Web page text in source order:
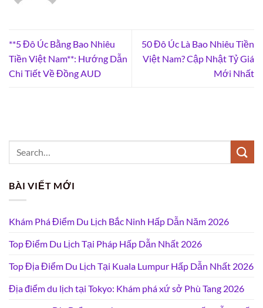
**5 Đô Úc Bằng Bao Nhiêu
Tiền Việt Nam**: Hướng Dẫn
Chi Tiết Về Đồng AUD
50 Đô Úc Là Bao Nhiêu Tiền
Việt Nam? Cập Nhật Tỷ Giá
Mới Nhất
BÀI VIẾT MỚI
Khám Phá Điểm Du Lịch Bắc Ninh Hấp Dẫn Năm 2026
Top Điểm Du Lịch Tại Pháp Hấp Dẫn Nhất 2026
Top Địa Điểm Du Lịch Tại Kuala Lumpur Hấp Dẫn Nhất 2026
Địa điểm du lịch tại Tokyo: Khám phá xứ sở Phù Tang 2026